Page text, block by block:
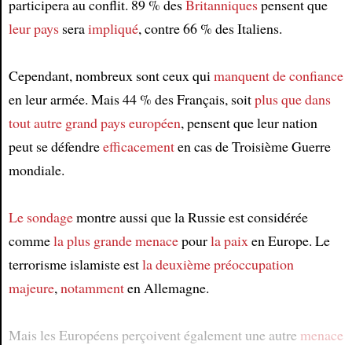
participera au conflit. 89 % desBritanniquespensent que
leur paysseraimpliqué, contre 66 % des Italiens.
Cependant, nombreux sont ceux quimanquent de confiance
en leur armée. Mais 44 % des Français, soitplus que dans
tout autre grand pays européen, pensent que leur nation
peut se défendreefficacementen cas de Troisième Guerre
mondiale.
Le sondagemontre aussi que la Russie est considérée
commela plus grande menacepourla paixen Europe. Le
terrorisme islamiste estla deuxième préoccupation
majeure,notammenten Allemagne.
Mais les Européens perçoivent également une autre menace